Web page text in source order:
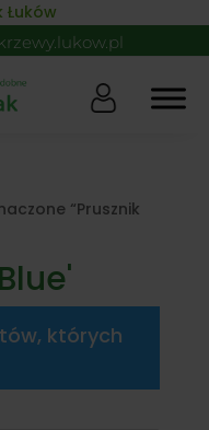
Łuków
“Prusznik
których